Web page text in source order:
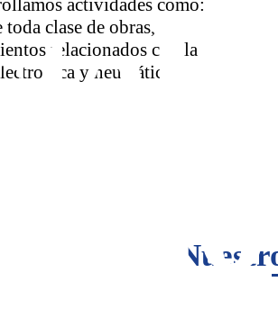
actividades como:
clase de obras,
relacionados con la
y neumática.